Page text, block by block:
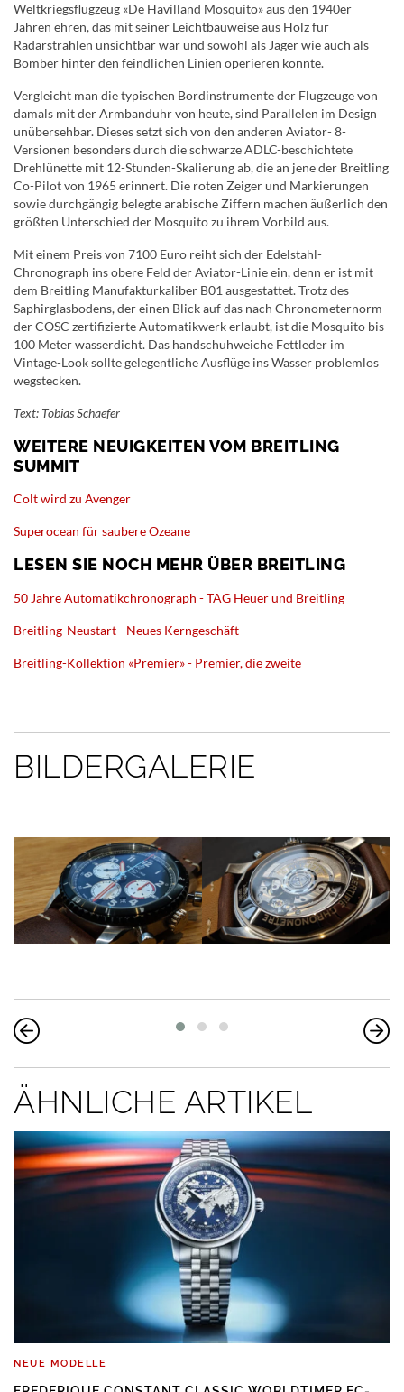
Weltkriegsflugzeug «De Havilland Mosquito» aus den 1940er
Jahren ehren, das mit seiner Leichtbauweise aus Holz für
Radarstrahlen unsichtbar war und sowohl als Jäger wie auch als
Bomber hinter den feindlichen Linien operieren konnte.
Vergleicht man die typischen Bordinstrumente der Flugzeuge von
damals mit der Armbanduhr von heute, sind Parallelen im Design
unübersehbar. Dieses setzt sich von den anderen Aviator- 8-
Versionen besonders durch die schwarze ADLC-beschichtete
Drehlünette mit 12-Stunden-Skalierung ab, die an jene der Breitling
Co-Pilot von 1965 erinnert. Die roten Zeiger und Markierungen
sowie durchgängig belegte arabische Ziffern machen äußerlich den
größten Unterschied der Mosquito zu ihrem Vorbild aus.
Mit einem Preis von 7100 Euro reiht sich der Edelstahl-
Chronograph ins obere Feld der Aviator-Linie ein, denn er ist mit
dem Breitling Manufakturkaliber B01 ausgestattet. Trotz des
Saphirglasbodens, der einen Blick auf das nach Chronometernorm
der COSC zertifizierte Automatikwerk erlaubt, ist die Mosquito bis
100 Meter wasserdicht. Das handschuhweiche Fettleder im
Vintage-Look sollte gelegentliche Ausflüge ins Wasser problemlos
wegstecken.
Text: Tobias Schaefer
WEITERE NEUIGKEITEN VOM BREITLING
SUMMIT
Colt wird zu Avenger
Superocean für saubere Ozeane
LESEN SIE NOCH MEHR ÜBER BREITLING
50 Jahre Automatikchronograph - TAG Heuer und Breitling
Breitling-Neustart - Neues Kerngeschäft
Breitling-Kollektion «Premier» - Premier, die zweite
BILDERGALERIE
ÄHNLICHE ARTIKEL
NEUE MODELLE